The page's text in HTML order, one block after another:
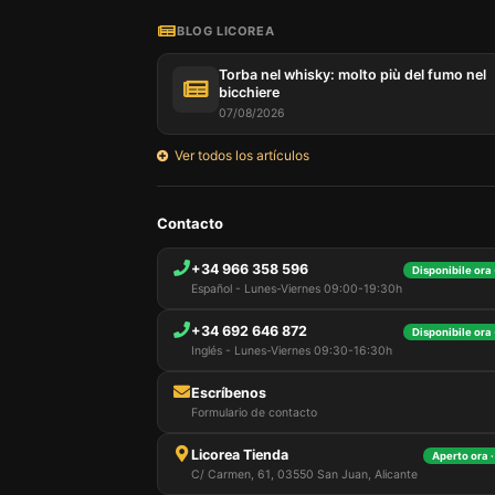
BLOG LICOREA
Torba nel whisky: molto più del fumo nel
bicchiere
07/08/2026
Ver todos los artículos
Contacto
+34 966 358 596 Disponibile ora
Español - Lunes-Viernes 09:00-19:30h
+34 692 646 872 Disponibile ora
Inglés - Lunes-Viernes 09:30-16:30h
Escríbenos
Formulario de contacto
Licorea Tienda Aperto ora
C/ Carmen, 61, 03550 San Juan, Alicante
vari
e,